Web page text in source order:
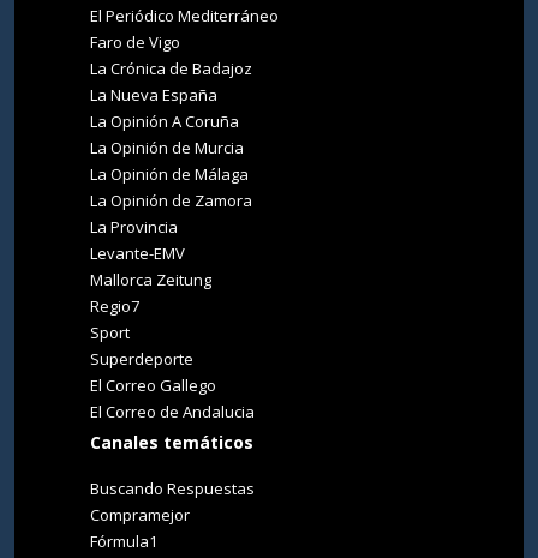
El Periódico Mediterráneo
Faro de Vigo
La Crónica de Badajoz
La Nueva España
La Opinión A Coruña
La Opinión de Murcia
La Opinión de Málaga
La Opinión de Zamora
La Provincia
Levante-EMV
Mallorca Zeitung
Regio7
Sport
Superdeporte
El Correo Gallego
El Correo de Andalucia
Canales temáticos
Buscando Respuestas
Compramejor
Fórmula1